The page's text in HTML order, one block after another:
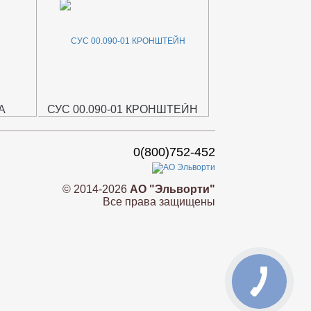
СУС 00.090-01 КРОНШТЕЙН
0(800)752-452
© 2014-2026 АО "Эльворти"
Все права защищены